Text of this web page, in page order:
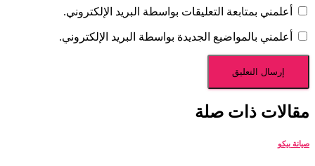
أعلمني بمتابعة التعليقات بواسطة البريد الإلكتروني.
أعلمني بالمواضيع الجديدة بواسطة البريد الإلكتروني.
مقالات ذات صلة
صيانة بيكو